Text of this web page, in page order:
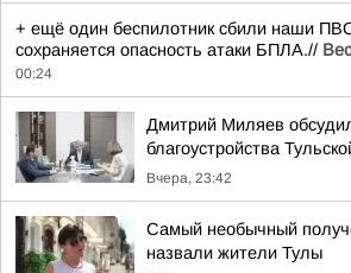
+ ещё один беспилотник сбили наши
сохраняется опасность атаки БПЛА.//
00:24
Дмитрий Миляев
благоустройства
Вчера, 23:42
Самый необычный
назвали жители Тулы